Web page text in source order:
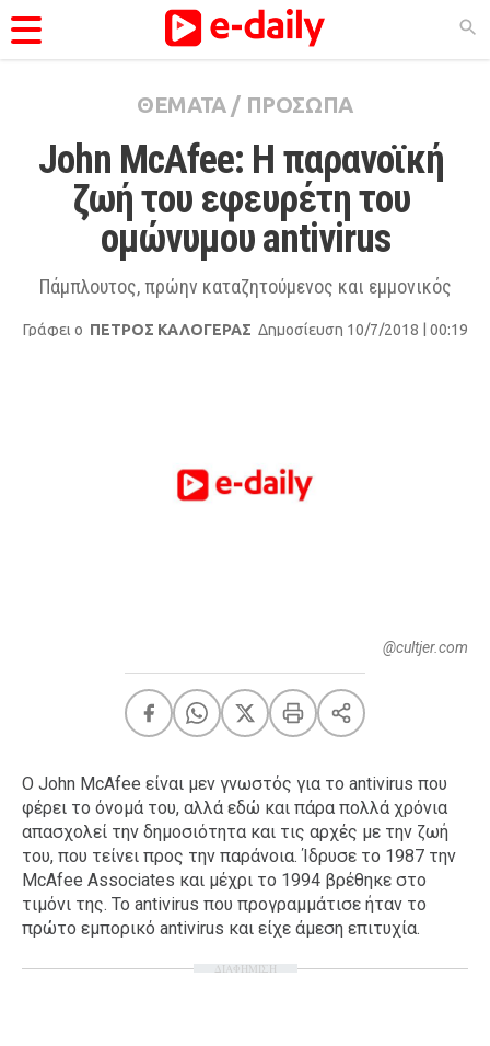
Ειδήσεις
Θέματα
Podcasts
Viral
Summer
LOL
A-List
Xmas
LIFE
Food
Body+Mind
ΘΕΜΑΤΑ/ ΠΡΟΣΩΠΑ
John McAfee: Η παρανοϊκή
ζωή του εφευρέτη του
ομώνυμου antivirus
Πάμπλουτος, πρώην καταζητούμενος και εμμονικός
Γράφει ο ΠΕΤΡΟΣ ΚΑΛΟΓΕΡΑΣ Δημοσίευση 10/7/2018 | 00:19
@cultjer.com
O John McAfee είναι μεν γνωστός για το antivirus που
φέρει το όνομά του, αλλά εδώ και πάρα πολλά χρόνια
απασχολεί την δημοσιότητα και τις αρχές με την ζωή
του, που τείνει προς την παράνοια. Ίδρυσε το 1987 την
McAfee Associates και μέχρι το 1994 βρέθηκε στο
τιμόνι της. Το antivirus που προγραμμάτισε ήταν το
πρώτο εμπορικό antivirus και είχε άμεση επιτυχία.
ΔΙΑΦΗΜΙΣΗ